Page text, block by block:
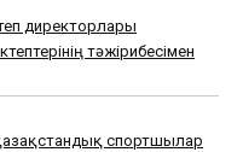
директорлары
тәжірибесімен
спортшылар